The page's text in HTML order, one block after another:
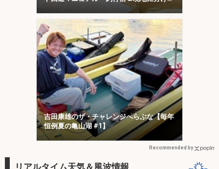
吉田康雄のザ・チャレンジへらぶな【毎年
恒例夏の亀山湖 #1】
Recommended by
リアルタイム天気＆風波情報